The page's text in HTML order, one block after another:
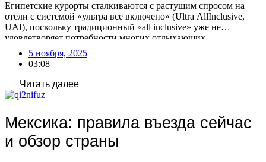
Египетские курорты сталкиваются с растущим спросом на
отели с системой «ультра все включено» (Ultra AllInclusive,
UAI), поскольку традиционный «all inclusive» уже не
удовлетворяет потребности многих отдыхающих.
Туроператоры фиксируют увеличение числа бронирований по
этой системе, что связано с изменением предпочтений
туристов. Путешественники все чаще выбирают отели с
расширенным пакетом услуг, стремясь к максимальному
комфорту и предсказуемости […]
5 ноября, 2025
03:08
Читать далее
Мексика: правила въезда сейчас
и обзор страны